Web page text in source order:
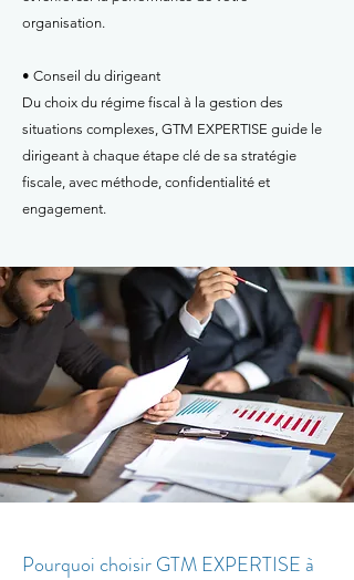
organisation.
• Conseil du dirigeant
Du choix du régime fiscal à la gestion des
situations complexes, GTM EXPERTISE guide le
dirigeant à chaque étape clé de sa stratégie
fiscale, avec méthode, confidentialité et
engagement.
Pourquoi choisir GTM EXPERTISE à